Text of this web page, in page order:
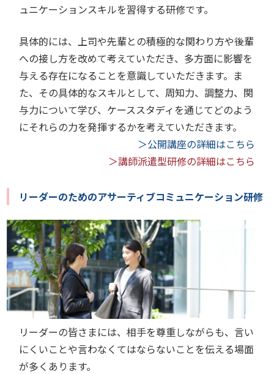
ュニケーションスキルを習得する研修です。
具体的には、上司や先輩との積極的な関わり方や後輩
への接し方を改めて考えていただき、多方面に影響を
与える存在になることを意識していただきます。ま
た、その具体的なスキルとして、周知力、調整力、関
与力について学び、ケーススタディを通じてどのよう
にそれらの力を発揮するかを考えていただきます。
＞公開講座の詳細はこちら
＞講師派遣型研修の詳細はこちら
リーダーのためのアサーティブコミュニケーション研修
リーダーの皆さまには、相手を尊重しながらも、言い
にくいことや言わなくてはならないことを伝える場面
が多くあります。